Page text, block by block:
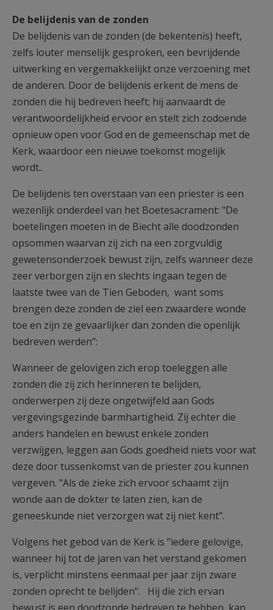
De belijdenis van de zonden
De belijdenis van de zonden (de bekentenis) heeft,
zelfs louter menselijk gesproken, een bevrijdende
uitwerking en vergemakkelijkt onze verzoening met
de anderen. Door de belijdenis erkent de mens de
zonden die hij bedreven heeft; hij aanvaardt de
verantwoordelijkheid ervoor en stelt zich zodoende
opnieuw open voor God en de gemeenschap met de
Kerk, waardoor een nieuwe toekomst mogelijk
wordt..
De belijdenis ten overstaan van een priester is een
wezenlijk onderdeel van het Boetesacrament: "De
boetelingen moeten in de Biecht alle doodzonden
opsommen waarvan zij zich na een zorgvuldig
gewetensonderzoek bewust zijn, zelfs wanneer deze
zeer verborgen zijn en slechts ingaan tegen de
laatste twee van de Tien Geboden, want soms
brengen deze zonden de ziel een zwaardere wonde
toe en zijn ze gevaarlijker dan zonden die openlijk
bedreven werden":
Wanneer de gelovigen zich erop toeleggen alle
zonden die zij zich herinneren te belijden,
onderwerpen zij deze ongetwijfeld aan Gods
vergevingsgezinde barmhartigheid. Zij echter die
anders handelen en bewust enkele zonden
verzwijgen, leggen aan Gods goedheid niets voor wat
deze door tussenkomst van de priester zou kunnen
vergeven. "Als de zieke zich ervoor schaamt zijn
wonde aan de dokter te laten zien, kan de
geneeskunde niet verzorgen wat zij niet kent".
Volgens het gebod van de Kerk is "iedere gelovige,
wanneer hij tot de jaren van het verstand gekomen
is, verplicht minstens eenmaal per jaar zijn zware
zonden oprecht te belijden". Hij die zich ervan